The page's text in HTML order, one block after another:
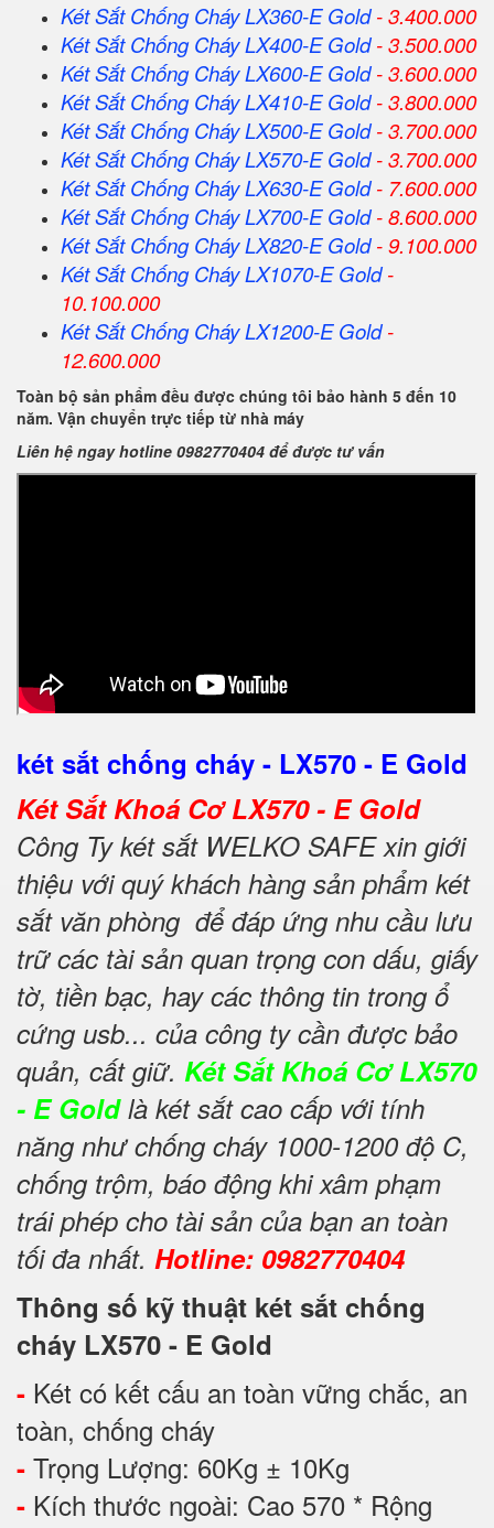
Két Sắt Chống Cháy LX360-E Gold- 3.400.000
Két Sắt Chống Cháy LX400-E Gold- 3.500.000
Két Sắt Chống Cháy LX600-E Gold- 3.600.000
Két Sắt Chống Cháy LX410-E Gold- 3.800.000
Két Sắt Chống Cháy LX500-E Gold- 3.700.000
Két Sắt Chống Cháy LX570-E Gold- 3.700.000
Két Sắt Chống Cháy LX630-E Gold- 7.600.000
Két Sắt Chống Cháy LX700-E Gold- 8.600.000
Két Sắt Chống Cháy LX820-E Gold- 9.100.000
Két Sắt Chống Cháy LX1070-E Gold-
10.100.000
Két Sắt Chống Cháy LX1200-E Gold-
12.600.000
Toàn bộ sản phẩm đều được chúng tôi bảo hành 5 đến 10
năm. Vận chuyển trực tiếp từ nhà máy
Liên hệ ngay hotline 0982770404 để được tư vấn
két sắt chống cháy - LX570 - E Gold
Két Sắt Khoá Cơ LX570 - E Gold
Công Ty két sắt WELKO SAFE xin giới
thiệu với quý khách hàng sản phẩm két
sắt văn phòng để đáp ứng nhu cầu lưu
trữ các tài sản quan trọng con dấu, giấy
tờ, tiền bạc, hay các thông tin trong ổ
cứng usb... của công ty cần được bảo
quản, cất giữ. Két Sắt Khoá Cơ LX570
- E Goldlà két sắt cao cấp với tính
năng như chống cháy 1000-1200 độ C,
chống trộm, báo động khi xâm phạm
trái phép cho tài sản của bạn an toàn
tối đa nhất. Hotline: 0982770404
Thông số kỹ thuật két sắt chống
cháy LX570 - E Gold
- Két có kết cấu an toàn vững chắc, an
toàn, chống cháy
- Trọng Lượng: 60Kg ± 10Kg
- Kích thước ngoài: Cao 570 * Rộng